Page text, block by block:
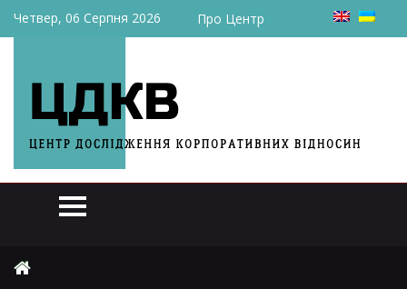
Четвер, 06 Серпня 2026 Про Центр